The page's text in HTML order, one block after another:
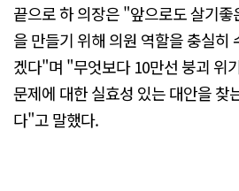
끝으로 하 의장은 "앞으로도 살기
을 만들기 위해 의원 역할을 충실히
겠다"며 "무엇보다 10만선 붕괴 위
문제에 대한 실효성 있는 대안을 찾
다"고 말했다.